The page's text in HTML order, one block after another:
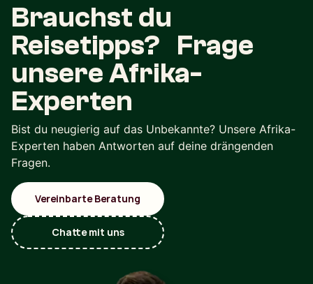
Brauchst du
Reisetipps? Frage
unsere Afrika-
Experten
Bist du neugierig auf das Unbekannte? Unsere Afrika-
Experten haben Antworten auf deine drängenden
Fragen.
Vereinbarte Beratung
Chatte mit uns